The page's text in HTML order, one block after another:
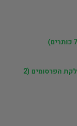
כל הספרים מהוצאת הוצאת משרד החינוך - מחלקת הפרסומים (2